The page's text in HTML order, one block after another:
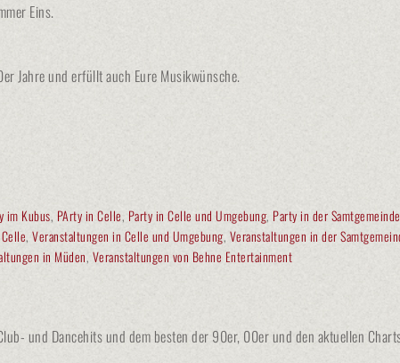
Eins.
Jahre und erfüllt auch Eure Musikwünsche.
im Kubus, PArty in Celle, Party in Celle und Umgebung, Party in der
, Veranstaltungen in Celle und Umgebung, Veranstaltungen in der
in Müden, Veranstaltungen von Behne Entertainment
und Dancehits und dem besten der 90er, 00er und den aktuellen